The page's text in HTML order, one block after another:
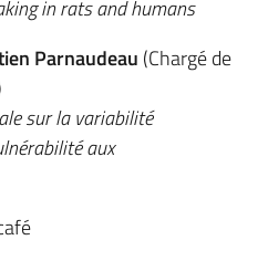
in rats and humans
Parnaudeau (Chargé de
sur la variabilité
aux